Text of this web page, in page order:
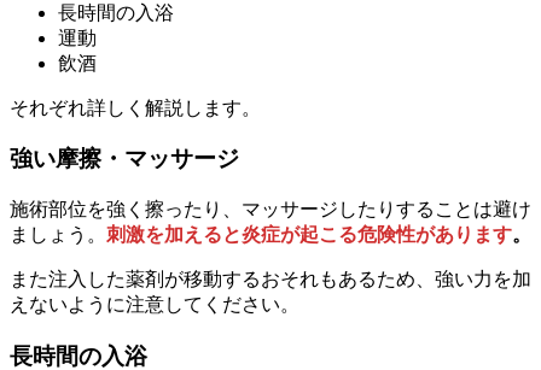
長時間の入浴
運動
飲酒
それぞれ詳しく解説します。
強い摩擦・マッサージ
施術部位を強く擦ったり、マッサージしたりすることは避け
ましょう。 刺激を加えると炎症が起こる危険性があります。
また注入した薬剤が移動するおそれもあるため、強い力を加
えないように注意してください。
長時間の入浴